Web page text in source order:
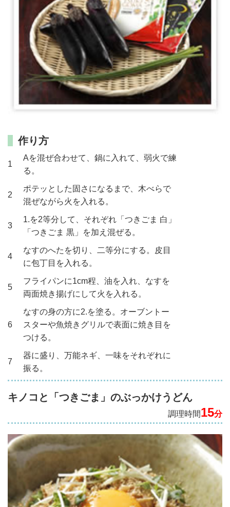
作り方
1
Aを混ぜ合わせて、鍋に入れて、弱火で練
る。
2
ポテッとした固さになるまで、木べらで
混ぜながら火を入れる。
3
1.を2等分して、それぞれ「つきごま 白」
「つきごま 黒」を加え混ぜる。
4
なすのへたを切り、二等分にする。皮目
に包丁目を入れる。
5
フライパンに1cm程、油を入れ、なすを
両面焼き揚げにして火を入れる。
6
なすの身の方に2.を塗る。オーブントー
スターや魚焼きグリルで表面に焼き目を
つける。
7
器に盛り、万能ネギ、一味をそれぞれに
振る。
キノコと「つきごま」のぶっかけうどん
調理時間15分